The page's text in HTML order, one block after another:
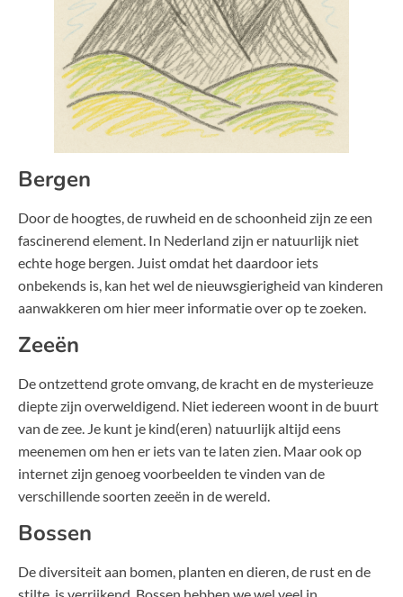
Bergen
Door de hoogtes, de ruwheid en de schoonheid zijn ze een
fascinerend element. In Nederland zijn er natuurlijk niet
echte hoge bergen. Juist omdat het daardoor iets
onbekends is, kan het wel de nieuwsgierigheid van kinderen
aanwakkeren om hier meer informatie over op te zoeken.
Zeeën
De ontzettend grote omvang, de kracht en de mysterieuze
diepte zijn overweldigend. Niet iedereen woont in de buurt
van de zee. Je kunt je kind(eren) natuurlijk altijd eens
meenemen om hen er iets van te laten zien. Maar ook op
internet zijn genoeg voorbeelden te vinden van de
verschillende soorten zeeën in de wereld.
Bossen
De diversiteit aan bomen, planten en dieren, de rust en de